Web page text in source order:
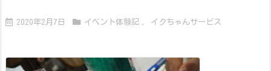
2020年2月7日 イベント体験記 , イクちゃんサービス